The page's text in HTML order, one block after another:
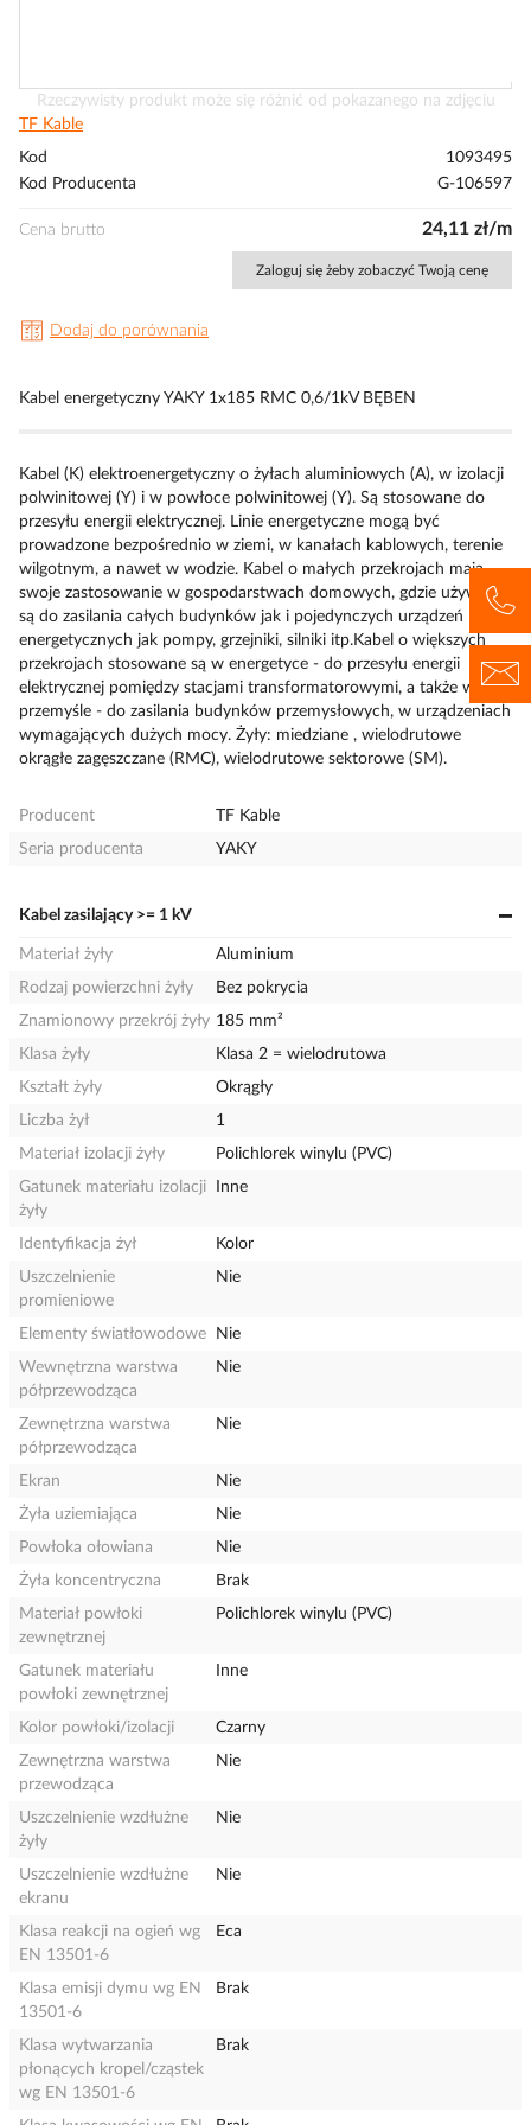
Przejdź
na
początek
Rzeczywisty produkt może się różnić od pokazanego na zdjęciu
TF Kable
Kod
1093495
Kod Producenta
G-106597
Cena brutto 24,11 zł/m
Zaloguj się żeby zobaczyć Twoją cenę
Dodaj do porównania
Kabel energetyczny YAKY 1x185 RMC 0,6/1kV BĘBEN
Kabel (K) elektroenergetyczny o żyłach aluminiowych (A), w izolacji
polwinitowej (Y) i w powłoce polwinitowej (Y). Są stosowane do
przesyłu energii elektrycznej. Linie energetyczne mogą być
prowadzone bezpośrednio w ziemi, w kanałach kablowych, terenie
wilgotnym, a nawet w wodzie. Kabel o małych przekrojach mają
swoje zastosowanie w gospodarstwach domowych, gdzie używane
są do zasilania całych budynków jak i pojedynczych urządzeń
energetycznych jak pompy, grzejniki, silniki itp.Kabel o większych
przekrojach stosowane są w energetyce - do przesyłu energii
elektrycznej pomiędzy stacjami transformatorowymi, a także w
przemyśle - do zasilania budynków przemysłowych, w urządzeniach
wymagających dużych mocy. Żyły: miedziane , wielodrutowe
okrągłe zagęszczane (RMC), wielodrutowe sektorowe (SM).
Producent
TF Kable
Seria producenta
YAKY
Kabel zasilający >= 1 kV
Materiał żyły
Aluminium
Rodzaj powierzchni żyły
Bez pokrycia
Znamionowy przekrój żyły 185 mm²
Klasa żyły
Klasa 2 = wielodrutowa
Kształt żyły
Okrągły
Liczba żył
1
Materiał izolacji żyły
Polichlorek winylu (PVC)
Gatunek materiału izolacji
żyły
Inne
Identyfikacja żył
Kolor
Uszczelnienie
promieniowe
Nie
Elementy światłowodowe
Nie
Wewnętrzna warstwa
półprzewodząca
Nie
Zewnętrzna warstwa
półprzewodząca
Nie
Ekran
Nie
Żyła uziemiająca
Nie
Powłoka ołowiana
Nie
Żyła koncentryczna
Brak
Materiał powłoki
zewnętrznej
Polichlorek winylu (PVC)
Gatunek materiału
powłoki zewnętrznej
Inne
Kolor powłoki/izolacji
Czarny
Zewnętrzna warstwa
przewodząca
Nie
Uszczelnienie wzdłużne
żyły
Nie
Uszczelnienie wzdłużne
ekranu
Nie
Klasa reakcji na ogień wg
EN 13501-6
Eca
Klasa emisji dymu wg EN
13501-6
Brak
Klasa wytwarzania
płonących kropel/cząstek
wg EN 13501-6
Brak